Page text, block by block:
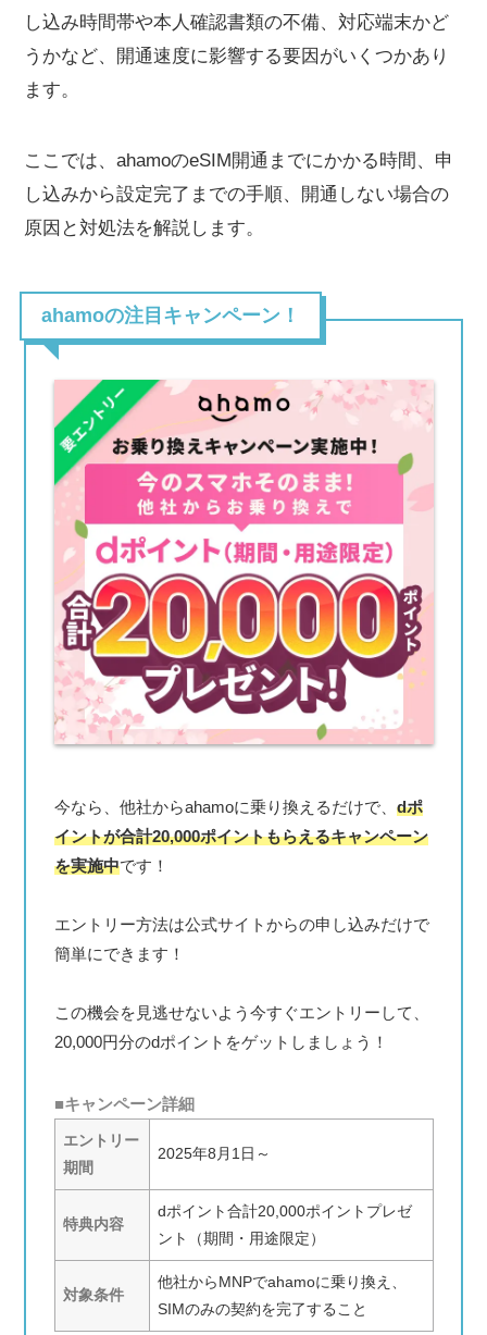
し込み時間帯や本人確認書類の不備、対応端末かど
うかなど、開通速度に影響する要因がいくつかあり
ます。
ここでは、ahamoのeSIM開通までにかかる時間、申
し込みから設定完了までの手順、開通しない場合の
原因と対処法を解説します。
ahamoの注目キャンペーン！
今なら、他社からahamoに乗り換えるだけで、 dポ
イントが合計20,000ポイントもらえるキャンペーン
を実施中です！
エントリー方法は公式サイトからの申し込みだけで
簡単にできます！
この機会を見逃せないよう今すぐエントリーして、
20,000円分のdポイントをゲットしましょう！
■キャンペーン詳細
エントリー
期間
2025年8月1日～
特典内容
dポイント合計20,000ポイントプレゼ
ント（期間・用途限定）
対象条件
他社からMNPでahamoに乗り換え、
SIMのみの契約を完了すること